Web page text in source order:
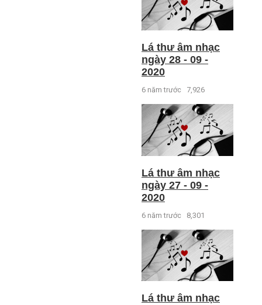
Lá thư âm nhạc
ngày 28 - 09 -
2020
6 năm trước 7,926
Lá thư âm nhạc
ngày 27 - 09 -
2020
6 năm trước 8,301
Lá thư âm nhạc